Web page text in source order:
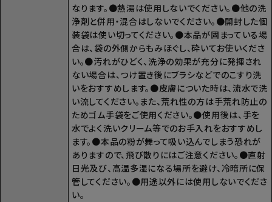
なります。●熱湯は使用しないでください。●他の洗
浄剤と併用・混合はしないでください。●開封した個
装袋は使い切ってください。●本品が固まっている場
合は、袋の外側からもみほぐし、砕いてお使いくださ
い。●汚れがひどく、洗浄の効果が充分に発揮され
ない場合は、つけ置き後にブラシなどでのこすり洗
いをおすすめします。●皮膚についた時は、流水で洗
い流してください。また、荒れ性の方は手荒れ防止の
ためゴム手袋をご使用ください。●使用後は、手を
水でよく洗いクリーム等でのお手入れをおすすめし
ます。●本品の粉が舞って吸い込んでしまう恐れが
ありますので、飛び散りにはご注意ください。●直射
日光及び、高温多湿になる場所を避け、冷暗所に保
管してください。●用途以外には使用しないでくださ
い。